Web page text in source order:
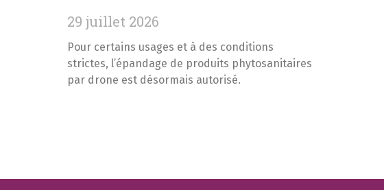
29 juillet 2026
Pour certains usages et à des conditions
strictes, l’épandage de produits phytosanitaires
par drone est désormais autorisé.